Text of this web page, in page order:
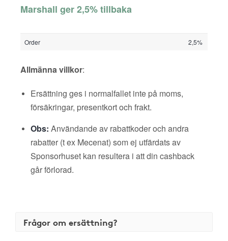
Marshall ger 2,5% tillbaka
Order 2,5%
Allmänna villkor:
Ersättning ges i normalfallet inte på moms,
försäkringar, presentkort och frakt.
Obs: Användande av rabattkoder och andra
rabatter (t ex Mecenat) som ej utfärdats av
Sponsorhuset kan resultera i att din cashback
går förlorad.
Frågor om ersättning?